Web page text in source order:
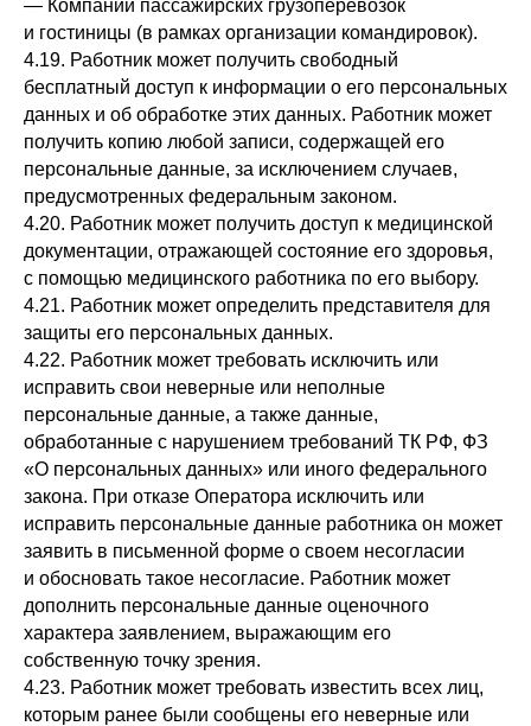
— Компании пассажирских грузоперевозок
и гостиницы (в рамках организации командировок).
4.19. Работник может получить свободный
бесплатный доступ к информации о его персональных
данных и об обработке этих данных. Работник может
получить копию любой записи, содержащей его
персональные данные, за исключением случаев,
предусмотренных федеральным законом.
4.20. Работник может получить доступ к медицинской
документации, отражающей состояние его здоровья,
с помощью медицинского работника по его выбору.
4.21. Работник может определить представителя для
защиты его персональных данных.
4.22. Работник может требовать исключить или
исправить свои неверные или неполные
персональные данные, а также данные,
обработанные с нарушением требований ТК РФ, ФЗ
«О персональных данных» или иного федерального
закона. При отказе Оператора исключить или
исправить персональные данные работника он может
заявить в письменной форме о своем несогласии
и обосновать такое несогласие. Работник может
дополнить персональные данные оценочного
характера заявлением, выражающим его
собственную точку зрения.
4.23. Работник может требовать известить всех лиц,
которым ранее были сообщены его неверные или